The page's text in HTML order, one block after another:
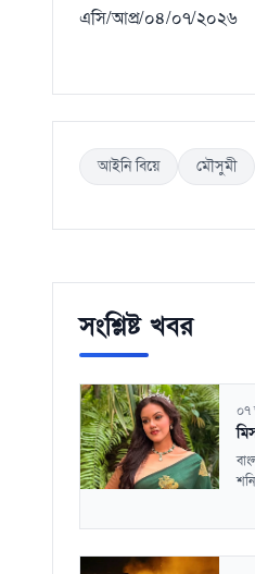
এসি/আপ্র/০৪/০৭/২০২৬
আইনি বিয়ে মৌসুমী
সংশ্লিষ্ট খবর
০৭